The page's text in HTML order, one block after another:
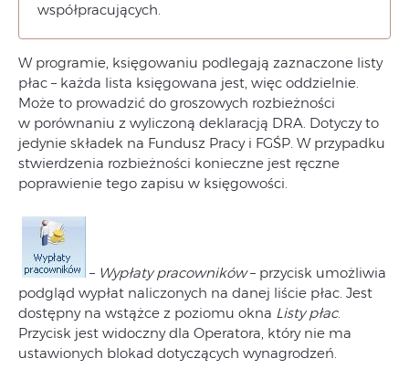
współpracujących.
W programie, księgowaniu podlegają zaznaczone listy
płac – każda lista księgowana jest, więc oddzielnie.
Może to prowadzić do groszowych rozbieżności
w porównaniu z wyliczoną deklaracją DRA. Dotyczy to
jedynie składek na Fundusz Pracy i FGŚP. W przypadku
stwierdzenia rozbieżności konieczne jest ręczne
poprawienie tego zapisu w księgowości.
– Wypłaty pracowników– przycisk umożliwia
podgląd wypłat naliczonych na danej liście płac. Jest
dostępny na wstążce z poziomu okna Listy płac.
Przycisk jest widoczny dla Operatora, który nie ma
ustawionych blokad dotyczących wynagrodzeń.